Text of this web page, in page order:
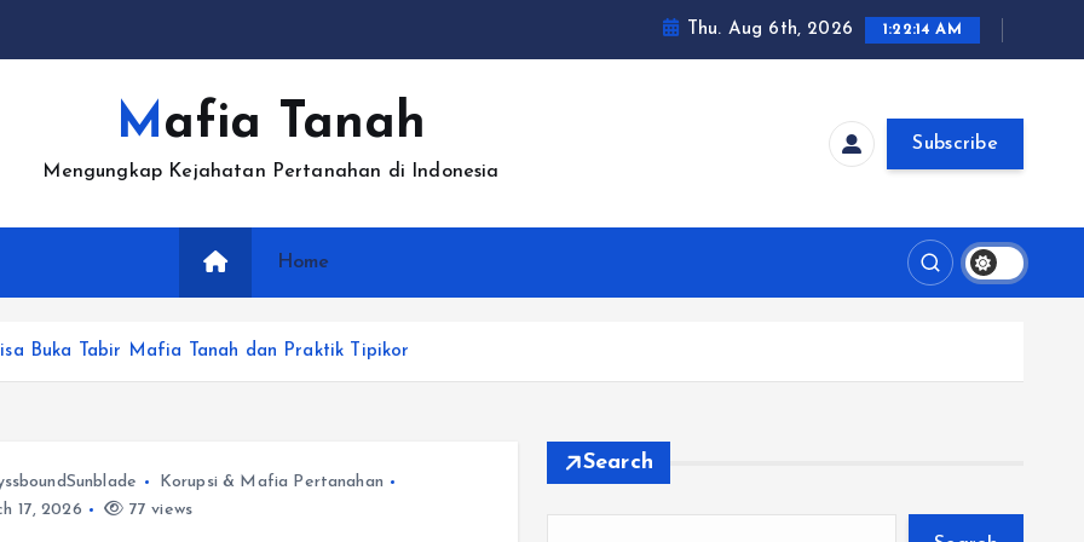
Thu. Aug 6th, 2026 1:22:14 AM
Mafia Tanah
Mengungkap Kejahatan Pertanahan di Indonesia
Subscribe
Home
Buka Tabir Mafia Tanah dan Praktik Tipikor
Korupsi & Mafia Pertanahan
17, 2026
77 views
Search